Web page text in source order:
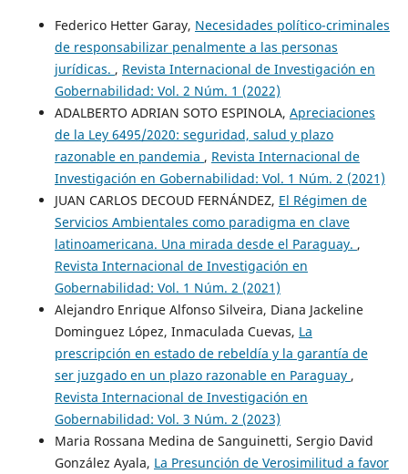
Federico Hetter Garay, Necesidades político-criminales
de responsabilizar penalmente a las personas
jurídicas. , Revista Internacional de Investigación en
Gobernabilidad: Vol. 2 Núm. 1 (2022)
ADALBERTO ADRIAN SOTO ESPINOLA, Apreciaciones
de la Ley 6495/2020: seguridad, salud y plazo
razonable en pandemia , Revista Internacional de
Investigación en Gobernabilidad: Vol. 1 Núm. 2 (2021)
JUAN CARLOS DECOUD FERNÁNDEZ, El Régimen de
Servicios Ambientales como paradigma en clave
latinoamericana. Una mirada desde el Paraguay. ,
Revista Internacional de Investigación en
Gobernabilidad: Vol. 1 Núm. 2 (2021)
Alejandro Enrique Alfonso Silveira, Diana Jackeline
Dominguez López, Inmaculada Cuevas, La
prescripción en estado de rebeldía y la garantía de
ser juzgado en un plazo razonable en Paraguay ,
Revista Internacional de Investigación en
Gobernabilidad: Vol. 3 Núm. 2 (2023)
Maria Rossana Medina de Sanguinetti, Sergio David
González Ayala, La Presunción de Verosimilitud a favor